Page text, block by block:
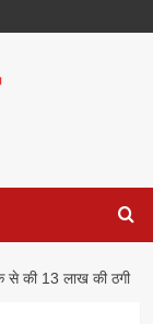
से की 13 लाख की ठगी